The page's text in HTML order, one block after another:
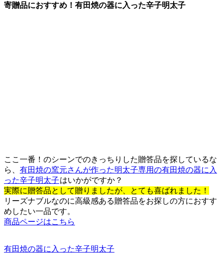
寄贈品におすすめ！有田焼の器に入った辛子明太子
ここ一番！のシーンでのきっちりした贈答品を探しているな
ら、 有田焼の窯元さんが作った明太子専用の有田焼の器に入
った辛子明太子はいかがですか？
実際に贈答品として贈りましたが、とても喜ばれました！
リーズナブルなのに高級感ある贈答品をお探しの方におすす
めしたい一品です。
商品ページはこちら
有田焼の器に入った辛子明太子